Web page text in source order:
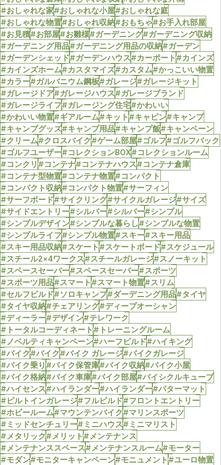
#おしゃれな家#おしゃれな小屋#おしゃれな庭
#おしゃれな物置#おしゃれ収納#おもちゃ#お手入れ部屋
#お見積#お部屋#お雛様#ガーデニング#ガーデニング収納
#ガーデニング用品#ガーデニング用品の収納#ガーデン
#ガーデンシェッド#ガーデンハウス#カーポート#カインズ
#カインズホーム#カスタマイズ#カスタム#かっこいい物置
#カラー#ガルバニウム鋼板#ガレージ#ガレージキット
#ガレージドア#ガレージハウス#ガレージブランド
#ガレージライフ#ガレージング住宅#かわいい
#かわいい物置#ギアルーム#キット#キャビン#キャンプ
#キャンプグッズ#キャンプ用品#キャンプ飯#キャンペーン
#クリーム#クロスバイク#ゲーム部屋#ゴルフ#ゴルフバック
#ゴルフユーザー#コレクションBOX#コレクションルーム
#コンクリ#コンテナ#コンテナハウス#コンテナ倉庫
#コンテナ型物置#コンテナ物置#コンパクト
#コンパクト収納#コンパクト物置#サーフィン
#サーフボード#サイクリング#サイクルガレージ#サイズ
#サイドエントリー#シルバー#シルバー#シンプル
#シンプルデザイン#シンプルな暮らし#シンプルな物置
#シンプルライフ#シンプル物置#スキー#スキー用品
#スキー用品収納#スケート#スケートボード#スケジュール
#スチール2×4ワークス#スチールガレージ#スノーキット
#スペースセーバー#スペースセーバー#スポーツ
#スポーツ用品#スマート#スマート物置#スリム
#セルフビルド#ソロキャンプ#ダーデニング用品#タイヤ
#タイヤ収納#チェアリング#ディープオーシャン
#ディーラー#デザイン#テレワーク
#トータルコーディネート#トレーニングルーム
#ノベルティキャンペーン#ハーフビルド#ハイキング
#バイク#バイク#バイク ガレージ#バイクガレージ
#バイク乗り#バイク保管庫#バイク収納#バイク小屋
#バイク格納#バイク車庫#バイク部屋#バイシクルキューブ
#ハイセンス#ハイランダー#ハイランダー#パターマット
#ビルトインガレージ#フルビルド#フロントエントリー
#ホビールーム#マウンテンバイク#マリンスポーツ
#ミッドセンチュリー#ミニハウス#ミニマリスト
#メタリック#メリット#メンテナンス
#メンテナンススペース#メンテナンスルーム#モーター
#モダン#モニターキャンペーン#モニュメント#ユーロ物置